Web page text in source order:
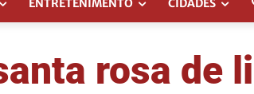
ENTRETENIMENTO CIDADES
rosa de